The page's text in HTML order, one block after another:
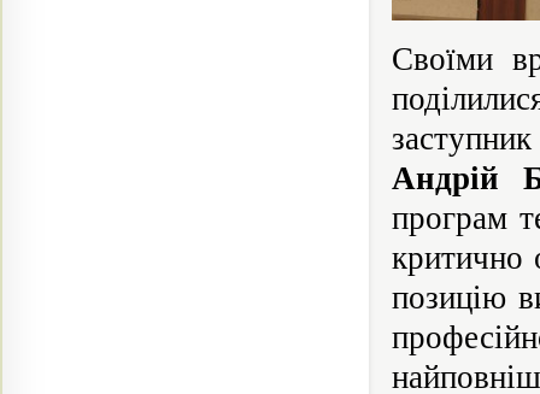
Своїми
Андрій
програм
критично
позицію